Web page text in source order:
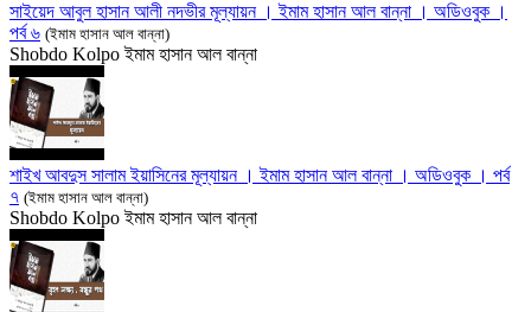
সাইয়েদ আবুল হাসান আলী নদভীর মূল্যায়ন । ইমাম হাসান আল বান্না । অডিওবুক ।
পর্ব ৬ (ইমাম হাসান আল বান্না)
Shobdo Kolpo ইমাম হাসান আল বান্না
শাইখ আবদুস সালাম ইয়াসিনের মূল্যায়ন । ইমাম হাসান আল বান্না । অডিওবুক । পর্ব
৭ (ইমাম হাসান আল বান্না)
Shobdo Kolpo ইমাম হাসান আল বান্না